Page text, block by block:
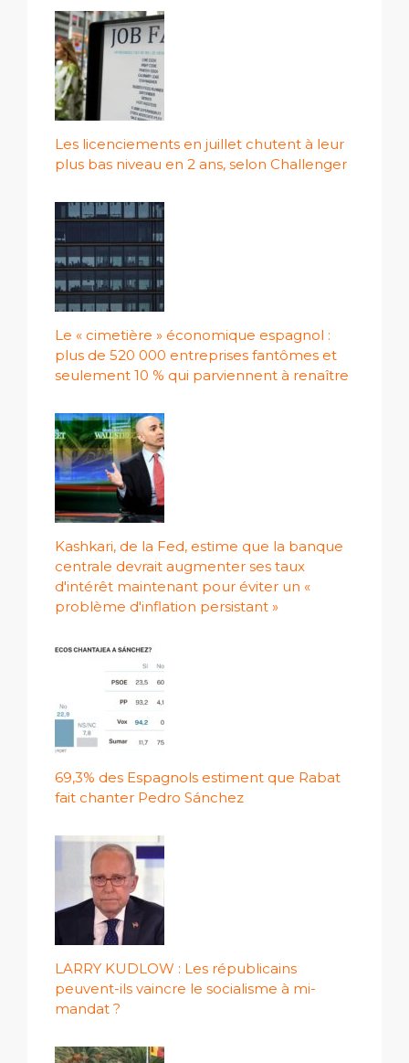
Les licenciements en juillet chutent à leur
plus bas niveau en 2 ans, selon Challenger
Le « cimetière » économique espagnol :
plus de 520 000 entreprises fantômes et
seulement 10 % qui parviennent à renaître
Kashkari, de la Fed, estime que la banque
centrale devrait augmenter ses taux
d'intérêt maintenant pour éviter un «
problème d'inflation persistant »
69,3% des Espagnols estiment que Rabat
fait chanter Pedro Sánchez
LARRY KUDLOW : Les républicains
peuvent-ils vaincre le socialisme à mi-
mandat ?